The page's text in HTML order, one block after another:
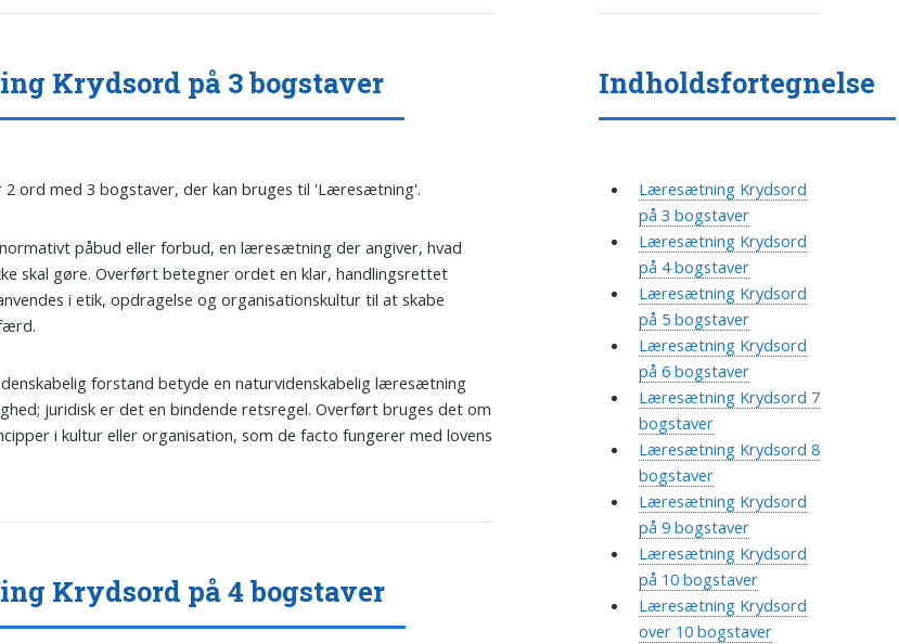
Krydsord på 3 bogstaver
ord med 3 bogstaver, der kan bruges til 'Læresætning'.
påbud eller forbud, en læresætning der angiver, hvad
skal gøre. Overført betegner ordet en klar, handlingsrettet
i etik, opdragelse og organisationskultur til at skabe
forstand betyde en naturvidenskabelig læresætning
juridisk er det en bindende retsregel. Overført bruges det om
i kultur eller organisation, som de facto fungerer med lovens
Krydsord på 4 bogstaver
Indholdsfortegnelse
Læresætning Krydsord
på 3 bogstaver
Læresætning Krydsord
på 4 bogstaver
Læresætning Krydsord
på 5 bogstaver
Læresætning Krydsord
på 6 bogstaver
Læresætning Krydsord 7
bogstaver
Læresætning Krydsord 8
bogstaver
Læresætning Krydsord
på 9 bogstaver
Læresætning Krydsord
på 10 bogstaver
Læresætning Krydsord
over 10 bogstaver